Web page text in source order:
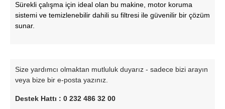
Sürekli çalışma için ideal olan bu makine, motor koruma
sistemi ve temizlenebilir dahili su filtresi ile güvenilir bir çözüm
sunar.
Size yardımcı olmaktan mutluluk duyarız - sadece bizi arayın
veya bize bir e-posta yazınız.
Destek Hattı : 0 232 486 32 00